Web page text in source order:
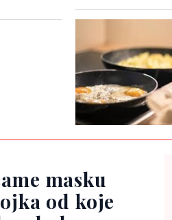
masku
od koje